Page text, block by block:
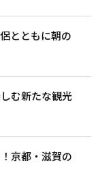
とともに朝の
む新たな観光
京都・滋賀の